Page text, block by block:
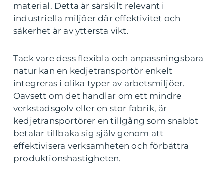
material. Detta är särskilt relevant i
industriella miljöer där effektivitet och
säkerhet är av yttersta vikt.
Tack vare dess flexibla och anpassningsbara
natur kan en kedjetransportör enkelt
integreras i olika typer av arbetsmiljöer.
Oavsett om det handlar om ett mindre
verkstadsgolv eller en stor fabrik, är
kedjetransportörer en tillgång som snabbt
betalar tillbaka sig själv genom att
effektivisera verksamheten och förbättra
produktionshastigheten.